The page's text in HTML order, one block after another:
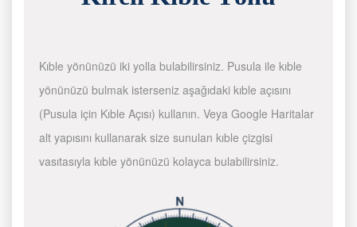
Kıble yönünüzü iki yolla bulabilirsiniz. Pusula ile kıble
yönünüzü bulmak isterseniz aşağıdaki kıble açısını
(Pusula için Kıble Açısı) kullanın. Veya Google Haritalar
alt yapısını kullanarak size sunulan kıble çizgisi
vasıtasıyla kıble yönünüzü kolayca bulabilirsiniz.